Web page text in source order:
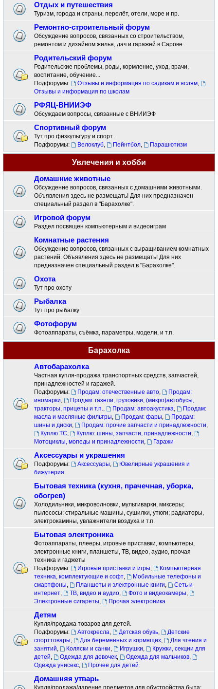
Отдых и путешествия
Туризм, города и страны, перелёт, отели, море и пр.
Ремонтно-строительный форум
Обсуждение вопросов, связанных со строительством,
ремонтом и дизайном жилья, дач и гаражей в Сарове.
Родительский форум
Родительские проблемы, роды, кормление, уход, врачи,
воспитание, обучение...
Подфорумы:
Отзывы и информация по садикам и яслям,
Отзывы и информация по школам
РФЯЦ-ВНИИЭФ
Обсуждаем вопросы, связанные с ВНИИЭФ
Спортивный форум
Тут про физкультуру и спорт.
Подфорумы:
Велоклуб, Пейнтбол, Парашютизм
Увлечения и хобби
Домашние животные
Обсуждение вопросов, связанных с домашними животными.
Объявления здесь не размещать! Для них предназначен
специальный раздел в "Барахолке".
Игровой форум
Раздел посвящен компьютерным и видеоиграм
Комнатные растения
Обсуждение вопросов, связанных с выращиванием комнатных
растений. Объявления здесь не размещать! Для них
предназначен специальный раздел в "Барахолке".
Охота
Тут про охоту
Рыбалка
Тут про рыбалку
Фотофорум
Фотоаппараты, съёмка, параметры, модели, и т.п.
Барахолка
Автобарахолка
Частная купля-продажа транспортных средств, запчастей,
принадлежностей и гаражей.
Подфорумы:
Продам: отечественные авто,
Продам:
иномарки,
Продам: газели, грузовики, (микро)автобусы,
тракторы, прицепы и т.п., Продам: автоакустика,
Продам:
масла и масляные фильтры, Продам: фары,
Продам:
шины и диски, Продам: прочие запчасти и принадлежности,
Куплю ТС, Куплю: шины, запчасти, принадлежности,
Мотоциклы, мопеды и принадлежности, Гаражи
Аксессуары и украшения
Подфорумы: Аксессуары,
Ювелирные украшения и
бижутерия
Бытовая техника (кухня, прачечная, уборка,
обогрев)
Холодильники, микроволновки, мультиварки, миксеры;
пылесосы; стиральные машины, сушилки, утюги; радиаторы,
электрокамины, увлажнители воздуха и т.п.
Бытовая электроника
Фотоаппараты, плееры, игровые приставки, компьютеры,
электронные книги, планшеты, ТВ, видео, аудио, прочая
техника и гаджеты
Подфорумы:
Игровые приставки и игры,
Компьютерная
техника, комплектующие и софт,
Мобильные телефоны и
смартфоны, Планшеты и электронные книги,
Сеть и
интернет, ТВ, видео и аудио, Фото и видеокамеры,
Электронные сигареты, Прочая электроника
Детям
Купля/продажа товаров для детей.
Подфорумы:
Автокресла, Детская обувь,
Детские
спорттовары, Для беременных и кормящих,
Для чтения и
занятий, Коляски и санки, Игрушки,
Кружки, секции для
детей, Одежда для девочек, Одежда для мальчиков,
Одежда унисекс, Прочее для детей
Домашняя утварь
Купля/продажа/дарение предметов для обустройства быта: